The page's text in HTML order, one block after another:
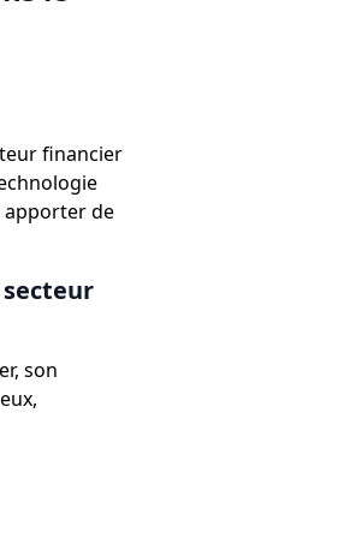
financier
apporter de
son